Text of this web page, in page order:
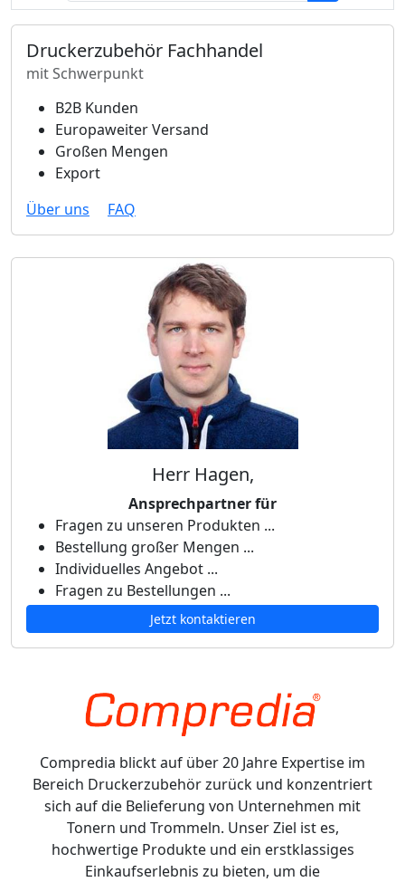
Druckerzubehör Fachhandel
mit Schwerpunkt
B2B Kunden
Europaweiter Versand
Großen Mengen
Export
Über uns
FAQ
Herr Hagen,
Ansprechpartner für
Fragen zu unseren Produkten ...
Bestellung großer Mengen ...
Individuelles Angebot ...
Fragen zu Bestellungen ...
Jetzt kontaktieren
Compredia blickt auf über 20 Jahre Expertise im
Bereich Druckerzubehör zurück und konzentriert
sich auf die Belieferung von Unternehmen mit
Tonern und Trommeln. Unser Ziel ist es,
hochwertige Produkte und ein erstklassiges
Einkaufserlebnis zu bieten, um die